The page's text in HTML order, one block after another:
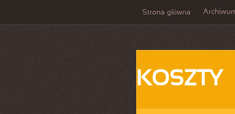
Strona główna
KOSZTY